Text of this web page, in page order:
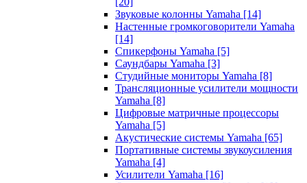
Звуковые колонны Yamaha [14]
Настенные громкоговорители Yamaha
[14]
Спикерфоны Yamaha [5]
Саундбары Yamaha [3]
Студийные мониторы Yamaha [8]
Трансляционные усилители мощности
Yamaha [8]
Цифровые матричные процессоры
Yamaha [5]
Акустические системы Yamaha [65]
Портативные системы звукоусиления
Yamaha [4]
Усилители Yamaha [16]